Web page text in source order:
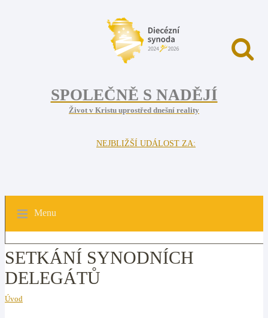
SPOLEČNĚ S NADĚJÍ
Život v Kristu uprostřed dnešní reality
NEJBLIŽŠÍ UDÁLOST ZA:
Menu
SETKÁNÍ SYNODNÍCH
DELEGÁTŮ
Úvod